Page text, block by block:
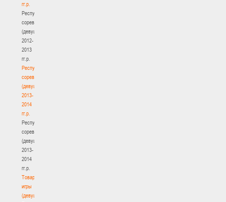
гг.р.
Республиканские
соревнования
(девушки)
2012-
2013
гг.р.
Республиканские
соревнования
(девушки)
2013-
2014
гг.р.
Республиканские
соревнования
(девушки)
2013-
2014
гг.р.
Товарищеские
игры
(девушки)